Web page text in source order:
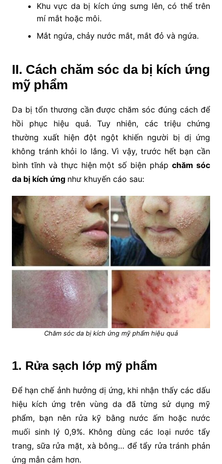
Khu vực da bị kích ứng sưng lên, có thể trên
mí mắt hoặc môi.
Mắt ngứa, chảy nước mắt, mắt đỏ và ngứa.
II. Cách chăm sóc da bị kích ứng
mỹ phẩm
Da bị tổn thương cần được chăm sóc đúng cách để
hồi phục hiệu quả. Tuy nhiên, các triệu chứng
thường xuất hiện đột ngột khiến người bị dị ứng
không tránh khỏi lo lắng. Vì vậy, trước hết bạn cần
bình tĩnh và thực hiện một số biện phápchăm sóc
da bị kích ứng như khuyến cáo sau:
Chăm sóc da bị kích ứng mỹ phẩm hiệu quả
1. Rửa sạch lớp mỹ phẩm
Để hạn chế ảnh hưởng dị ứng, khi nhận thấy các dấu
hiệu kích ứng trên vùng da đã từng sử dụng mỹ
phẩm, bạn nên rửa kỹ bằng nước ấm hoặc nước
muối sinh lý 0,9%. Không dùng các loại nước tẩy
trang, sữa rửa mặt, xà bông… để tẩy rửa tránh phản
ứng mẫn cảm hơn.